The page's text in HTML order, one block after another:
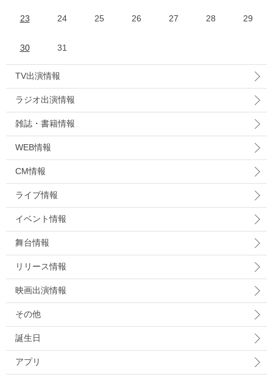
23 24 25 26 27 28 29
30 31
TV出演情報
ラジオ出演情報
雑誌・書籍情報
WEB情報
CM情報
ライブ情報
イベント情報
舞台情報
リリース情報
映画出演情報
その他
誕生日
アプリ